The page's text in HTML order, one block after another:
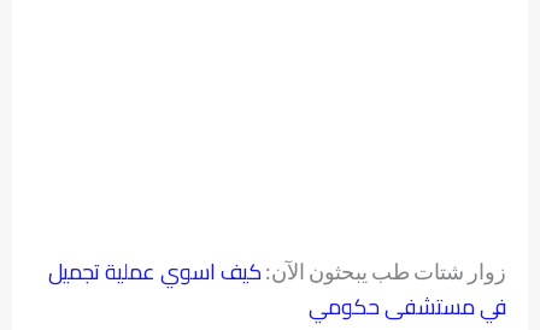
زوار شتات طب يبحثون الآن:كيف اسوي عملية تجميل
في مستشفى حكومي